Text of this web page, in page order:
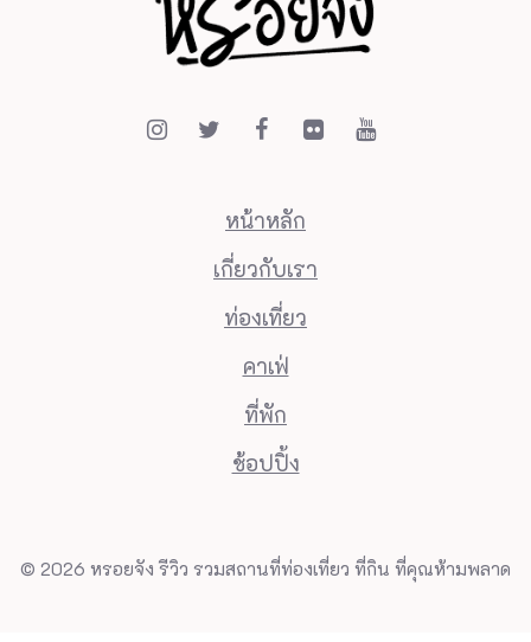
หน้าหลัก
เกี่ยวกับเรา
ท่องเที่ยว
คาเฟ่
ที่พัก
ช้อปปิ้ง
© 2026 หรอยจัง รีวิว รวมสถานที่ท่องเที่ยว ที่กิน ที่คุณห้ามพลาด